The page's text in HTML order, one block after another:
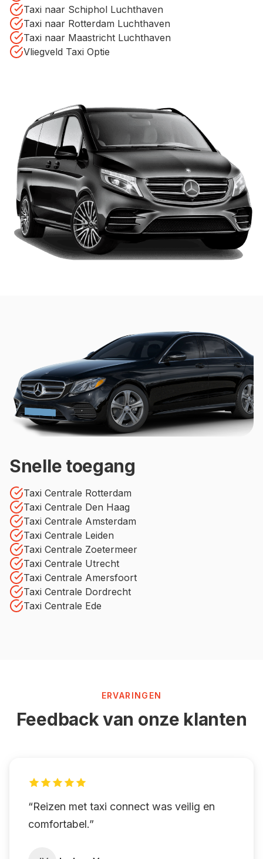
Taxi naar Schiphol Luchthaven
Taxi naar Rotterdam Luchthaven
Taxi naar Maastricht Luchthaven
Vliegveld Taxi Optie
Snelle toegang
Taxi Centrale Rotterdam
Taxi Centrale Den Haag
Taxi Centrale Amsterdam
Taxi Centrale Leiden
Taxi Centrale Zoetermeer
Taxi Centrale Utrecht
Taxi Centrale Amersfoort
Taxi Centrale Dordrecht
Taxi Centrale Ede
ERVARINGEN
Feedback van onze klanten
“Reizen met taxi connect was veilig en
comfortabel.”